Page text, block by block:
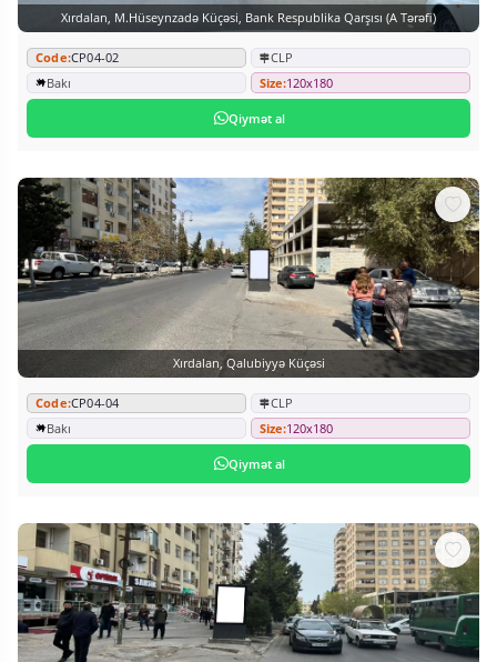
Xırdalan, M.Hüseynzadə Küçəsi, Bank Respublika Qarşısı (A Tərəfi)
Code:CP04-02
CLP
Bakı
Size:120x180
Qiymət al
Xırdalan, Qalubiyyə Küçəsi
Code:CP04-04
CLP
Bakı
Size:120x180
Qiymət al